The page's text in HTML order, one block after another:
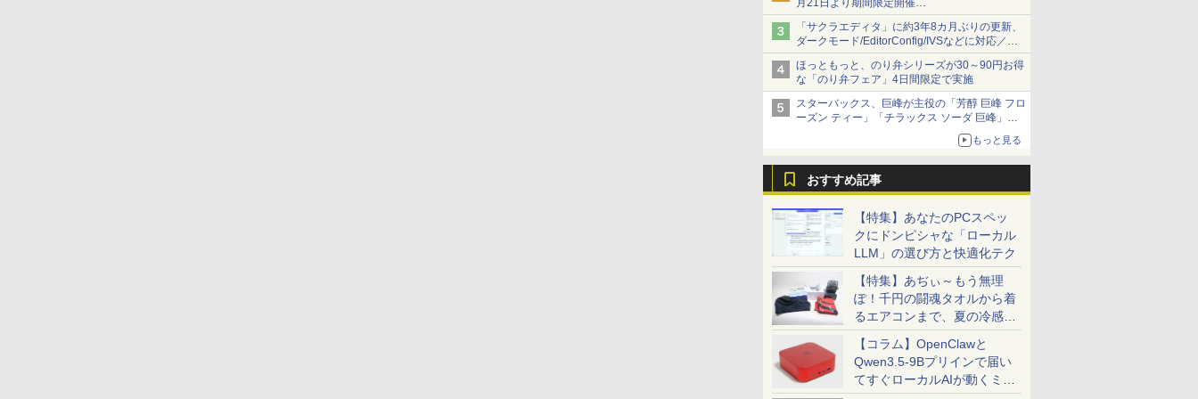
月21日より期間限定開催
オリジナルの湯呑みや寿司皿が景品に登場！
「サクラエディタ」に約3年8カ月ぶりの更新、
ダークモード/EditorConfig/IVSなどに対応／複
数の脆弱性に対処したセキュリティアップデー
ト
ほっともっと、のり弁シリーズが30～90円お得
な「のり弁フェア」4日間限定で実施
スターバックス、巨峰が主役の「芳醇 巨峰 フロ
ーズン ティー」「チラックス ソーダ 巨峰」発
もっと見る
おすすめ記事
【特集】あなたのPCスペッ
クにドンピシャな「ローカル
LLM」の選び方と快適化テク
【特集】あぢぃ～もう無理
ぽ！千円の闘魂タオルから着
るエアコンまで、夏の冷感グ
ッズ一挙紹介
【コラム】OpenClawと
Qwen3.5-9Bプリインで届い
てすぐローカルAIが動くミニ